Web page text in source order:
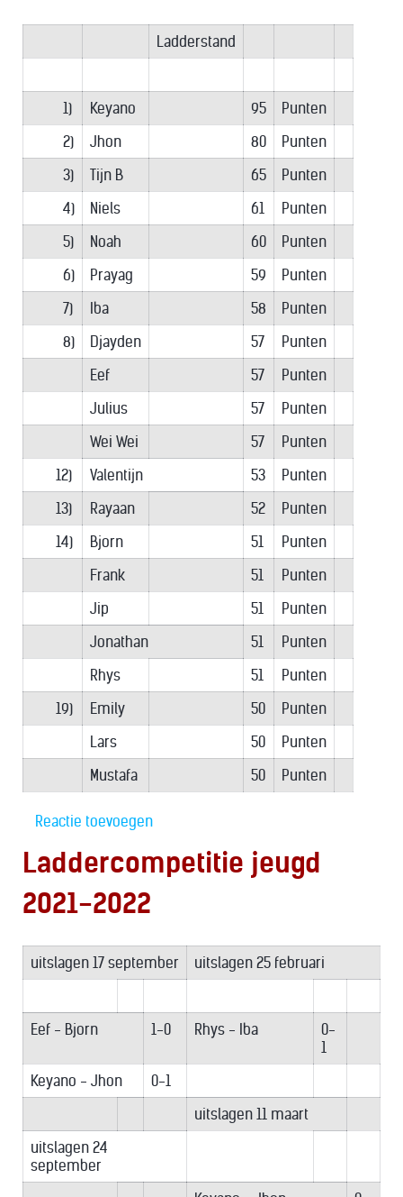
Ladderstand
1) Keyano 95
Punten
2)
Jhon 80
Punten
3)
Tijn B 65
Punten
4)
Niels 61
Punten
5)
Noah 60
Punten
6)
Prayag 59
Punten
7)
Iba 58
Punten
8)
Djayden 57
Punten
Eef
57
Punten
Julius
57
Punten
Wei Wei
57
Punten
12)
Valentijn 53
Punten
13)
Rayaan 52
Punten
14)
Bjorn 51
Punten
Frank
51
Punten
Jip
51
Punten
Jonathan
51
Punten
Rhys
51
Punten
19)
Emily 50
Punten
Lars
50
Punten
Mustafa
50 Punten
Reactie toevoegen
Laddercompetitie jeugd
2021-2022
uitslagen 17 september uitslagen 25 februari
Eef - Bjorn 1-0 Rhys - Iba
0-
1
Keyano - Jhon
0-1
uitslagen 11 maart
uitslagen 24
september